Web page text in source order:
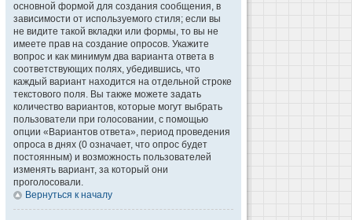
основной формой для создания сообщения, в
зависимости от используемого стиля; если вы
не видите такой вкладки или формы, то вы не
имеете прав на создание опросов. Укажите
вопрос и как минимум два варианта ответа в
соответствующих полях, убедившись, что
каждый вариант находится на отдельной строке
текстового поля. Вы также можете задать
количество вариантов, которые могут выбрать
пользователи при голосовании, с помощью
опции «Вариантов ответа», период проведения
опроса в днях (0 означает, что опрос будет
постоянным) и возможность пользователей
изменять вариант, за который они
проголосовали.
Вернуться к началу